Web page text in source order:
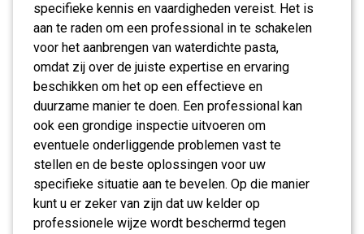
specifieke kennis en vaardigheden vereist. Het is
aan te raden om een professional in te schakelen
voor het aanbrengen van waterdichte pasta,
omdat zij over de juiste expertise en ervaring
beschikken om het op een effectieve en
duurzame manier te doen. Een professional kan
ook een grondige inspectie uitvoeren om
eventuele onderliggende problemen vast te
stellen en de beste oplossingen voor uw
specifieke situatie aan te bevelen. Op die manier
kunt u er zeker van zijn dat uw kelder op
professionele wijze wordt beschermd tegen